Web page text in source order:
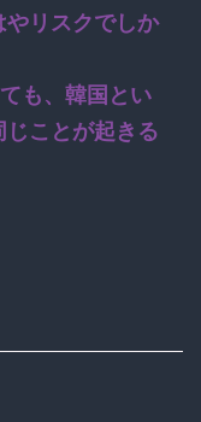
やリスクでしか
も、韓国とい
じことが起きる